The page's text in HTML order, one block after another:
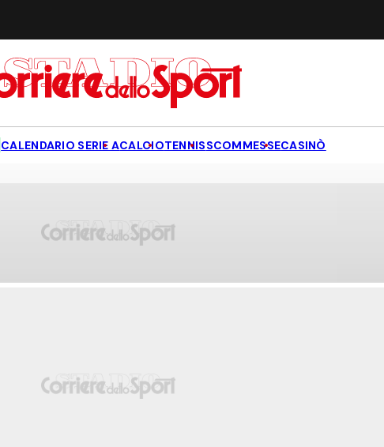
CALENDARIO SERIE ACALCIOTENNISSCOMMESSECASINÒ